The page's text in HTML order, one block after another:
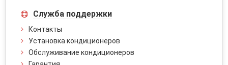
Служба поддержки
Контакты
Установка кондиционеров
Обслуживание кондиционеров